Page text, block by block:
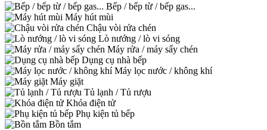
Bếp / bếp từ / bếp gas...
Máy hút mùi
Chậu vòi rửa chén
Lò nướng / lò vi sóng
Máy rửa / máy sấy chén
Dụng cụ nhà bếp
Máy lọc nước / không khí
Máy giặt
Tủ lạnh / Tủ rượu
Khóa điện tử
Phụ kiện tủ bếp
Bồn tắm